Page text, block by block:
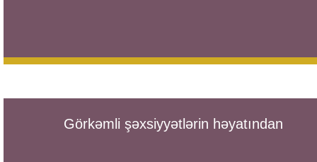
Görkəmli şəxsiyyətlərin həyatından